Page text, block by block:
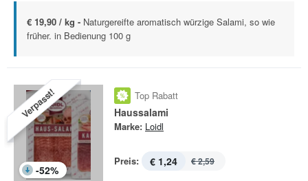
€ 19,90 / kg - Naturgereifte aromatisch würzige Salami, so wie
früher. in Bedienung 100 g
Verpasst!
-52%
Top Rabatt
Haussalami
Marke: Loidl
Preis: € 1,24 € 2,59